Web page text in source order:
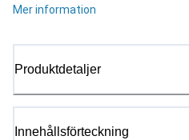
Mer information
Produktdetaljer
Innehållsförteckning